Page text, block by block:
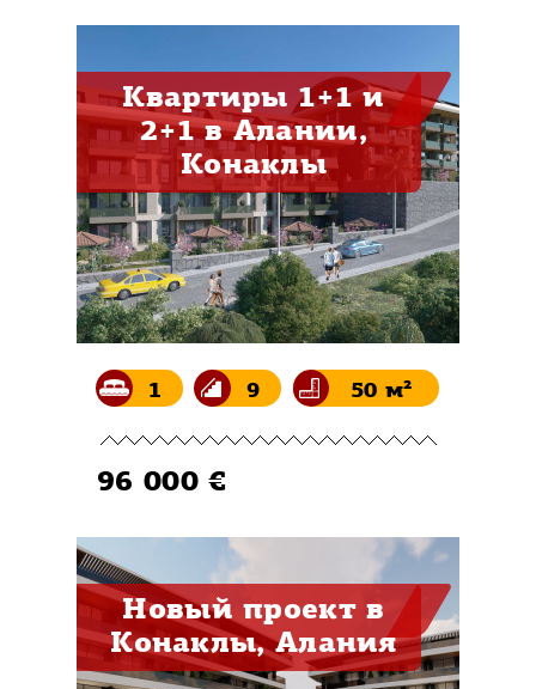
Квартиры 1+1 и
2+1 в Алании,
Конаклы
1 9 50 м²
96 000 €
Новый проект в
Конаклы, Алания